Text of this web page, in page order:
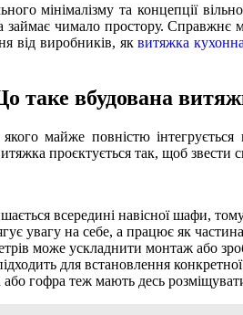
мінімалізму та концепції
займає чимало простору.
від виробників, яквитяжка
таке вбудована
майже повністю
проєктується так, щоб звести
всередині навісної шафи,
увагу на себе, а працює як частина
може ускладнити монтаж або
для встановлення
або гофра теж мають десь